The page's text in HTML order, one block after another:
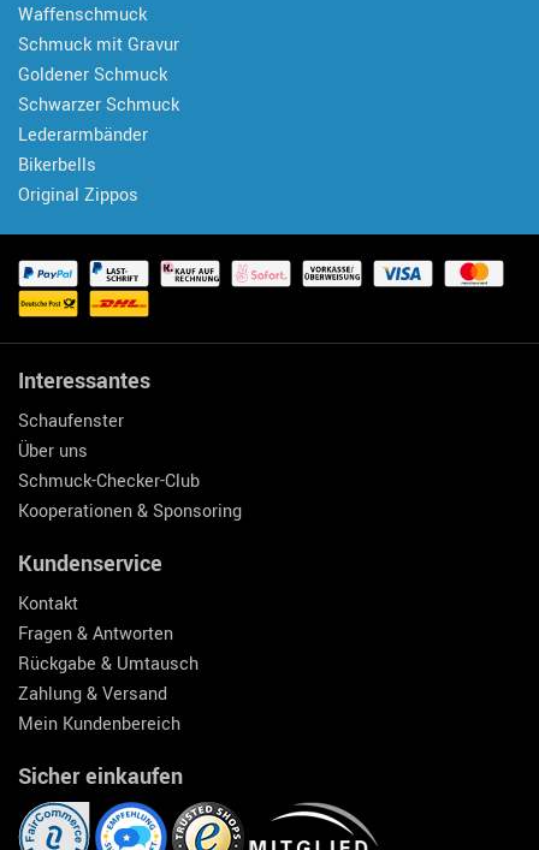
Waffenschmuck
Schmuck mit Gravur
Goldener Schmuck
Schwarzer Schmuck
Lederarmbänder
Bikerbells
Original Zippos
Interessantes
Schaufenster
Über uns
Schmuck-Checker-Club
Kooperationen & Sponsoring
Kundenservice
Kontakt
Fragen & Antworten
Rückgabe & Umtausch
Zahlung & Versand
Mein Kundenbereich
Sicher einkaufen